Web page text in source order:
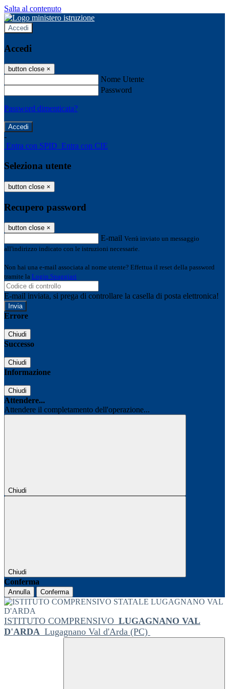
Salta al contenuto
Accedi
Accedi
button close ×
Nome Utente
Password
Password dimenticata?
-
Entra con SPID Entra con CIE
Seleziona utente
button close ×
Recupero password
button close ×
E-mail Verrà inviato un messaggio
all'indirizzo indicato con le istruzioni necessarie.
Non hai una e-mail associata al nome utente? Effettua il reset della password
tramite la Login Spaggiari
E-mail inviata, si prega di controllare la casella di posta elettronica!
Errore
Chiudi
Successo
Chiudi
Informazione
Chiudi
Attendere...
Attendere il completamento dell'operazione...
Chiudi
Chiudi
Conferma
Annulla Conferma
ISTITUTO COMPRENSIVO LUGAGNANO VAL
D'ARDA Lugagnano Val d'Arda (PC)